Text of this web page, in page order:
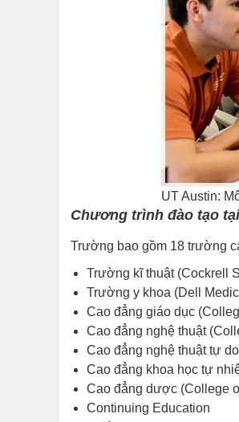
UT Austin:
Chương trình đào tạo
Trường bao gồm 18 trường
Trường kĩ thuật (Cockrell
Trường y khoa (Dell
Cao đẳng giáo dục
Cao đẳng nghệ thuật
Cao đẳng nghệ thuật tự
Cao đẳng khoa học tự
Cao đẳng dược (College
Continuing Education